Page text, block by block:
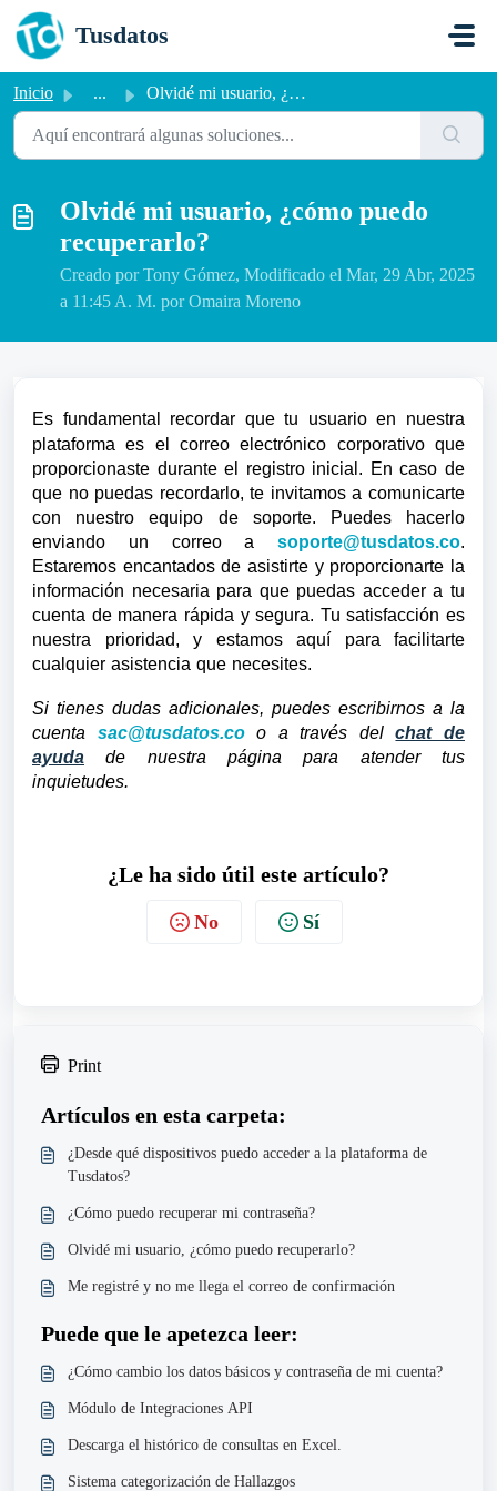
Saltar al contenido principal
Tusdatos
Inicio ... Olvidé mi usuario, ¿cómo puedo recuperarlo?
Olvidé mi usuario, ¿cómo puedo
recuperarlo?
Creado por Tony Gómez, Modificado el Mar, 29 Abr, 2025
a 11:45 A. M. por Omaira Moreno
Es fundamental recordar que tu usuario en nuestra
plataforma es el correo electrónico corporativo que
proporcionaste durante el registro inicial. En caso de
que no puedas recordarlo, te invitamos a comunicarte
con nuestro equipo de soporte. Puedes hacerlo
enviando un correo a soporte@tusdatos.co.
Estaremos encantados de asistirte y proporcionarte la
información necesaria para que puedas acceder a tu
cuenta de manera rápida y segura. Tu satisfacción es
nuestra prioridad, y estamos aquí para facilitarte
cualquier asistencia que necesites.
Si tienes dudas adicionales, puedes escribirnos a la
cuenta sac@tusdatos.coo a través delchat de
ayuda de nuestra página para atender tus
inquietudes.
¿Le ha sido útil este artículo?
No Sí
Print
Artículos en esta carpeta:
¿Desde qué dispositivos puedo acceder a la plataforma de
Tusdatos?
¿Cómo puedo recuperar mi contraseña?
Olvidé mi usuario, ¿cómo puedo recuperarlo?
Me registré y no me llega el correo de confirmación
Puede que le apetezca leer:
¿Cómo cambio los datos básicos y contraseña de mi cuenta?
Módulo de Integraciones API
Descarga el histórico de consultas en Excel.
Sistema categorización de Hallazgos